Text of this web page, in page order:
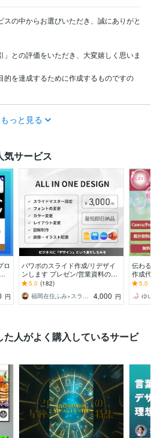
スの中からお選びいただき、誠にありがと
」との評価をいただき、大変嬉しく思いま
的を達成するために作成するものですの
もっと見る
気サービス
ロ
円
パワポのスライド作成/リデザイ
ンします プレゼン/営業資料の制
作をプロに任せてみませんか？
5.0 (182)
4,000 円
伝わる×
作成代
パワポ
5.0
た人がよく購入しているサービ